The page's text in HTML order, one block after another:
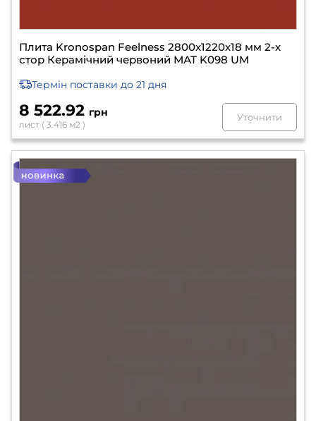
Плита Kronospan Feelness 2800х1220х18 мм 2-х
стор Керамічний червоний МАТ K098 UM
Термін поставки до 21 дня
8 522.92 грн
лист ( 3.416 м2 )
Уточнити